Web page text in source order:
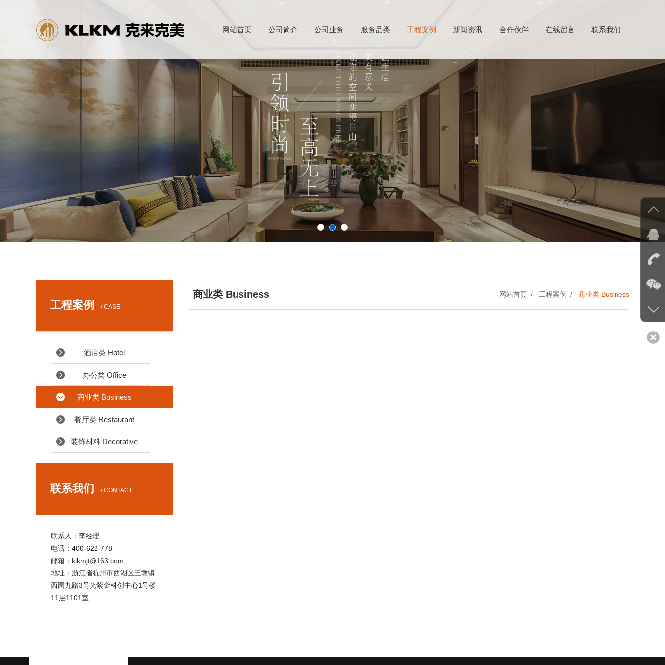
网站首页 公司简介 公司业务 服务品类 工程案例 新闻资讯 合作伙伴 在线留言 联系我们
工程案例 / CASE
酒店类 Hotel
办公类 Office
商业类 Business
餐厅类 Restaurant
装饰材料 Decorative
联系我们 / CONTACT
联系人： 李经理
电话： 400-622-778
邮箱：klkmjt@163.com
地址：浙江省杭州市西湖区三墩镇
西园九路3号光紫金科创中心1号楼
11层1101室
网站首页 / 工程案例 / 商业类 Business
商业类 Business